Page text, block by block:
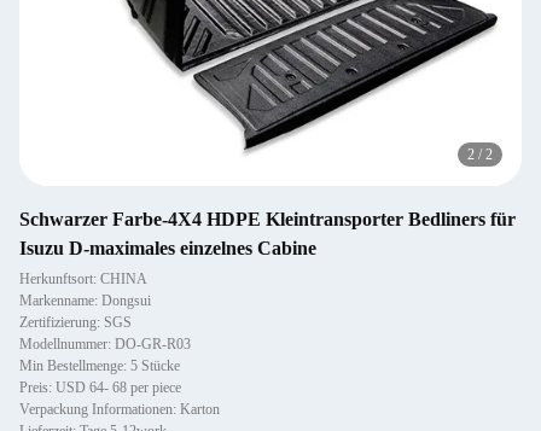
2 / 2
Schwarzer Farbe-4X4 HDPE Kleintransporter Bedliners für
Isuzu D-maximales einzelnes Cabine
Herkunftsort: CHINA
Markenname: Dongsui
Zertifizierung: SGS
Modellnummer: DO-GR-R03
Min Bestellmenge: 5 Stücke
Preis: USD 64- 68 per piece
Verpackung Informationen: Karton